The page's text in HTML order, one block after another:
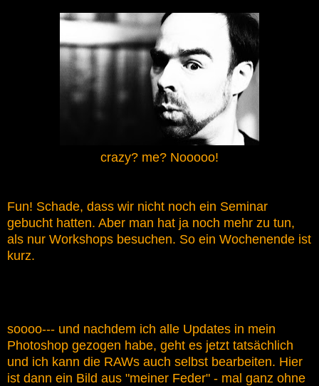
crazy? me? Nooooo!
Fun! Schade, dass wir nicht noch ein Seminar
gebucht hatten. Aber man hat ja noch mehr zu tun,
als nur Workshops besuchen. So ein Wochenende ist
kurz.
soooo--- und nachdem ich alle Updates in mein
Photoshop gezogen habe, geht es jetzt tatsächlich
und ich kann die RAWs auch selbst bearbeiten. Hier
ist dann ein Bild aus "meiner Feder" - mal ganz ohne